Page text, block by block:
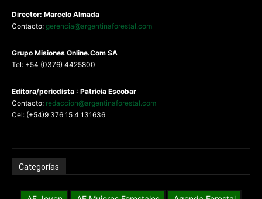
Director: Marcelo Almada
Contacto: gerencia@argentinaforestal.com
Grupo Misiones Online.Com SA
Tel: +54 (0376) 4425800
Editora/periodista : Patricia Escobar
Contacto: redaccion@argentinaforestal.com
Cel: (+54)9 376 15 4 131636
Categorías